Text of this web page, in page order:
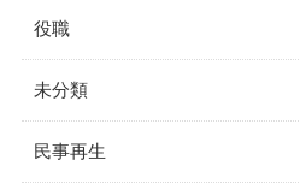
役職
未分類
民事再生